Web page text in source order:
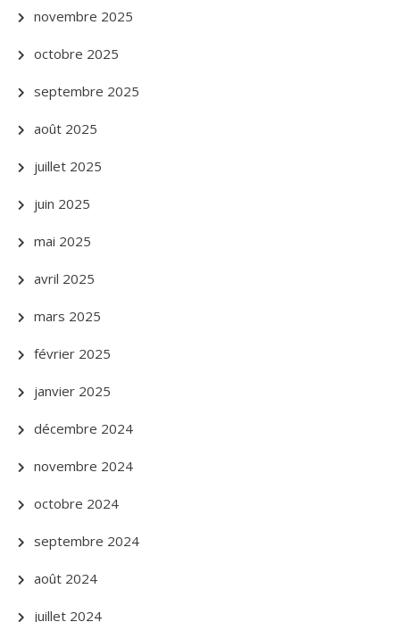
novembre 2025
octobre 2025
septembre 2025
août 2025
juillet 2025
juin 2025
mai 2025
avril 2025
mars 2025
février 2025
janvier 2025
décembre 2024
novembre 2024
octobre 2024
septembre 2024
août 2024
juillet 2024